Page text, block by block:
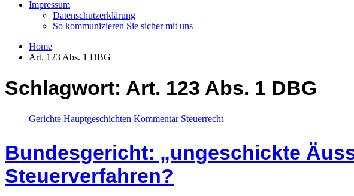
Impressum
Datenschutzerklärung
So kommunizieren Sie sicher mit uns
Home
Art. 123 Abs. 1 DBG
Schlagwort: Art. 123 Abs. 1 DBG
Gerichte Hauptgeschichten Kommentar Steuerrecht
Bundesgericht: „ungeschickte
Steuerverfahren?